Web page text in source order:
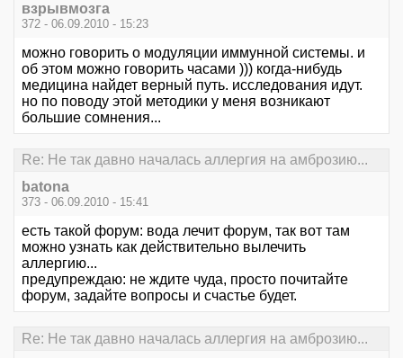
взрывмозга
372 - 06.09.2010 - 15:23
можно говорить о модуляции иммунной системы. и
об этом можно говорить часами ))) когда-нибудь
медицина найдет верный путь. исследования идут.
но по поводу этой методики у меня возникают
большие сомнения...
Re: Не так давно началась аллергия на амброзию...
batona
373 - 06.09.2010 - 15:41
есть такой форум: вода лечит форум, так вот там
можно узнать как действительно вылечить
аллергию...
предупреждаю: не ждите чуда, просто почитайте
форум, задайте вопросы и счастье будет.
Re: Не так давно началась аллергия на амброзию...